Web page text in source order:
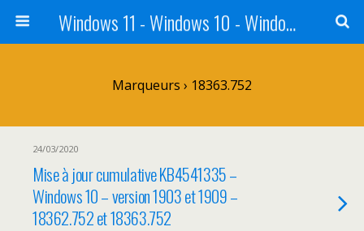
Windows 11 - Windows 10 - Windows 8 - Windows 7 - VISTA
Marqueurs › 18363.752
24/03/2020
Mise à jour cumulative KB4541335 –
Windows 10 – version 1903 et 1909 –
18362.752 et 18363.752